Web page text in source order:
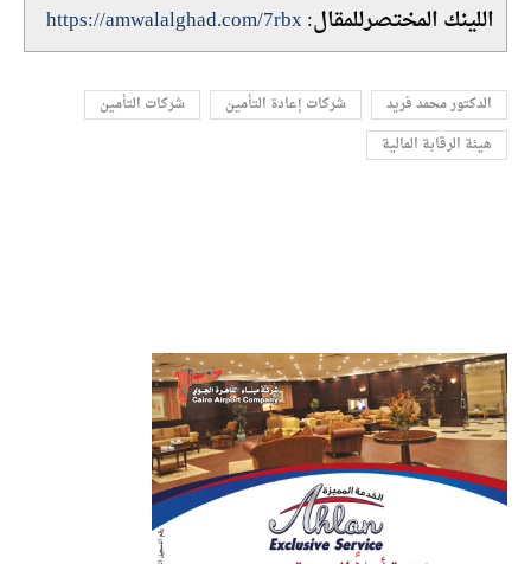
اللينك المختصرللمقال:https://amwalalghad.com/7rbx
الدكتور محمد فريد شركات إعادة التأمين
شركات التأمين
هيئة الرقابة المالية